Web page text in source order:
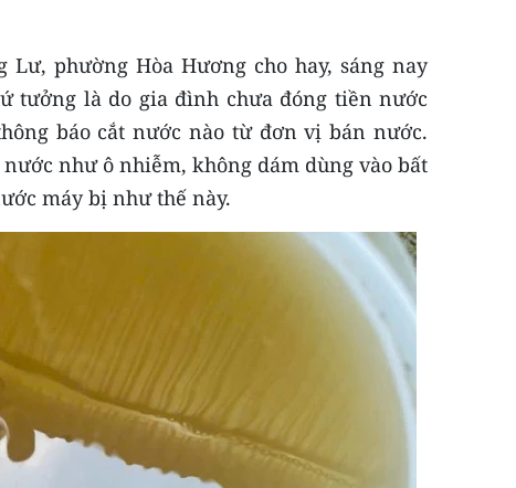
phường Hòa Hương cho hay, sáng nay
tưởng là do gia đình chưa đóng tiền nước
báo cắt nước nào từ đơn vị bán nước.
như ô nhiễm, không dám dùng vào bất
máy bị như thế này.